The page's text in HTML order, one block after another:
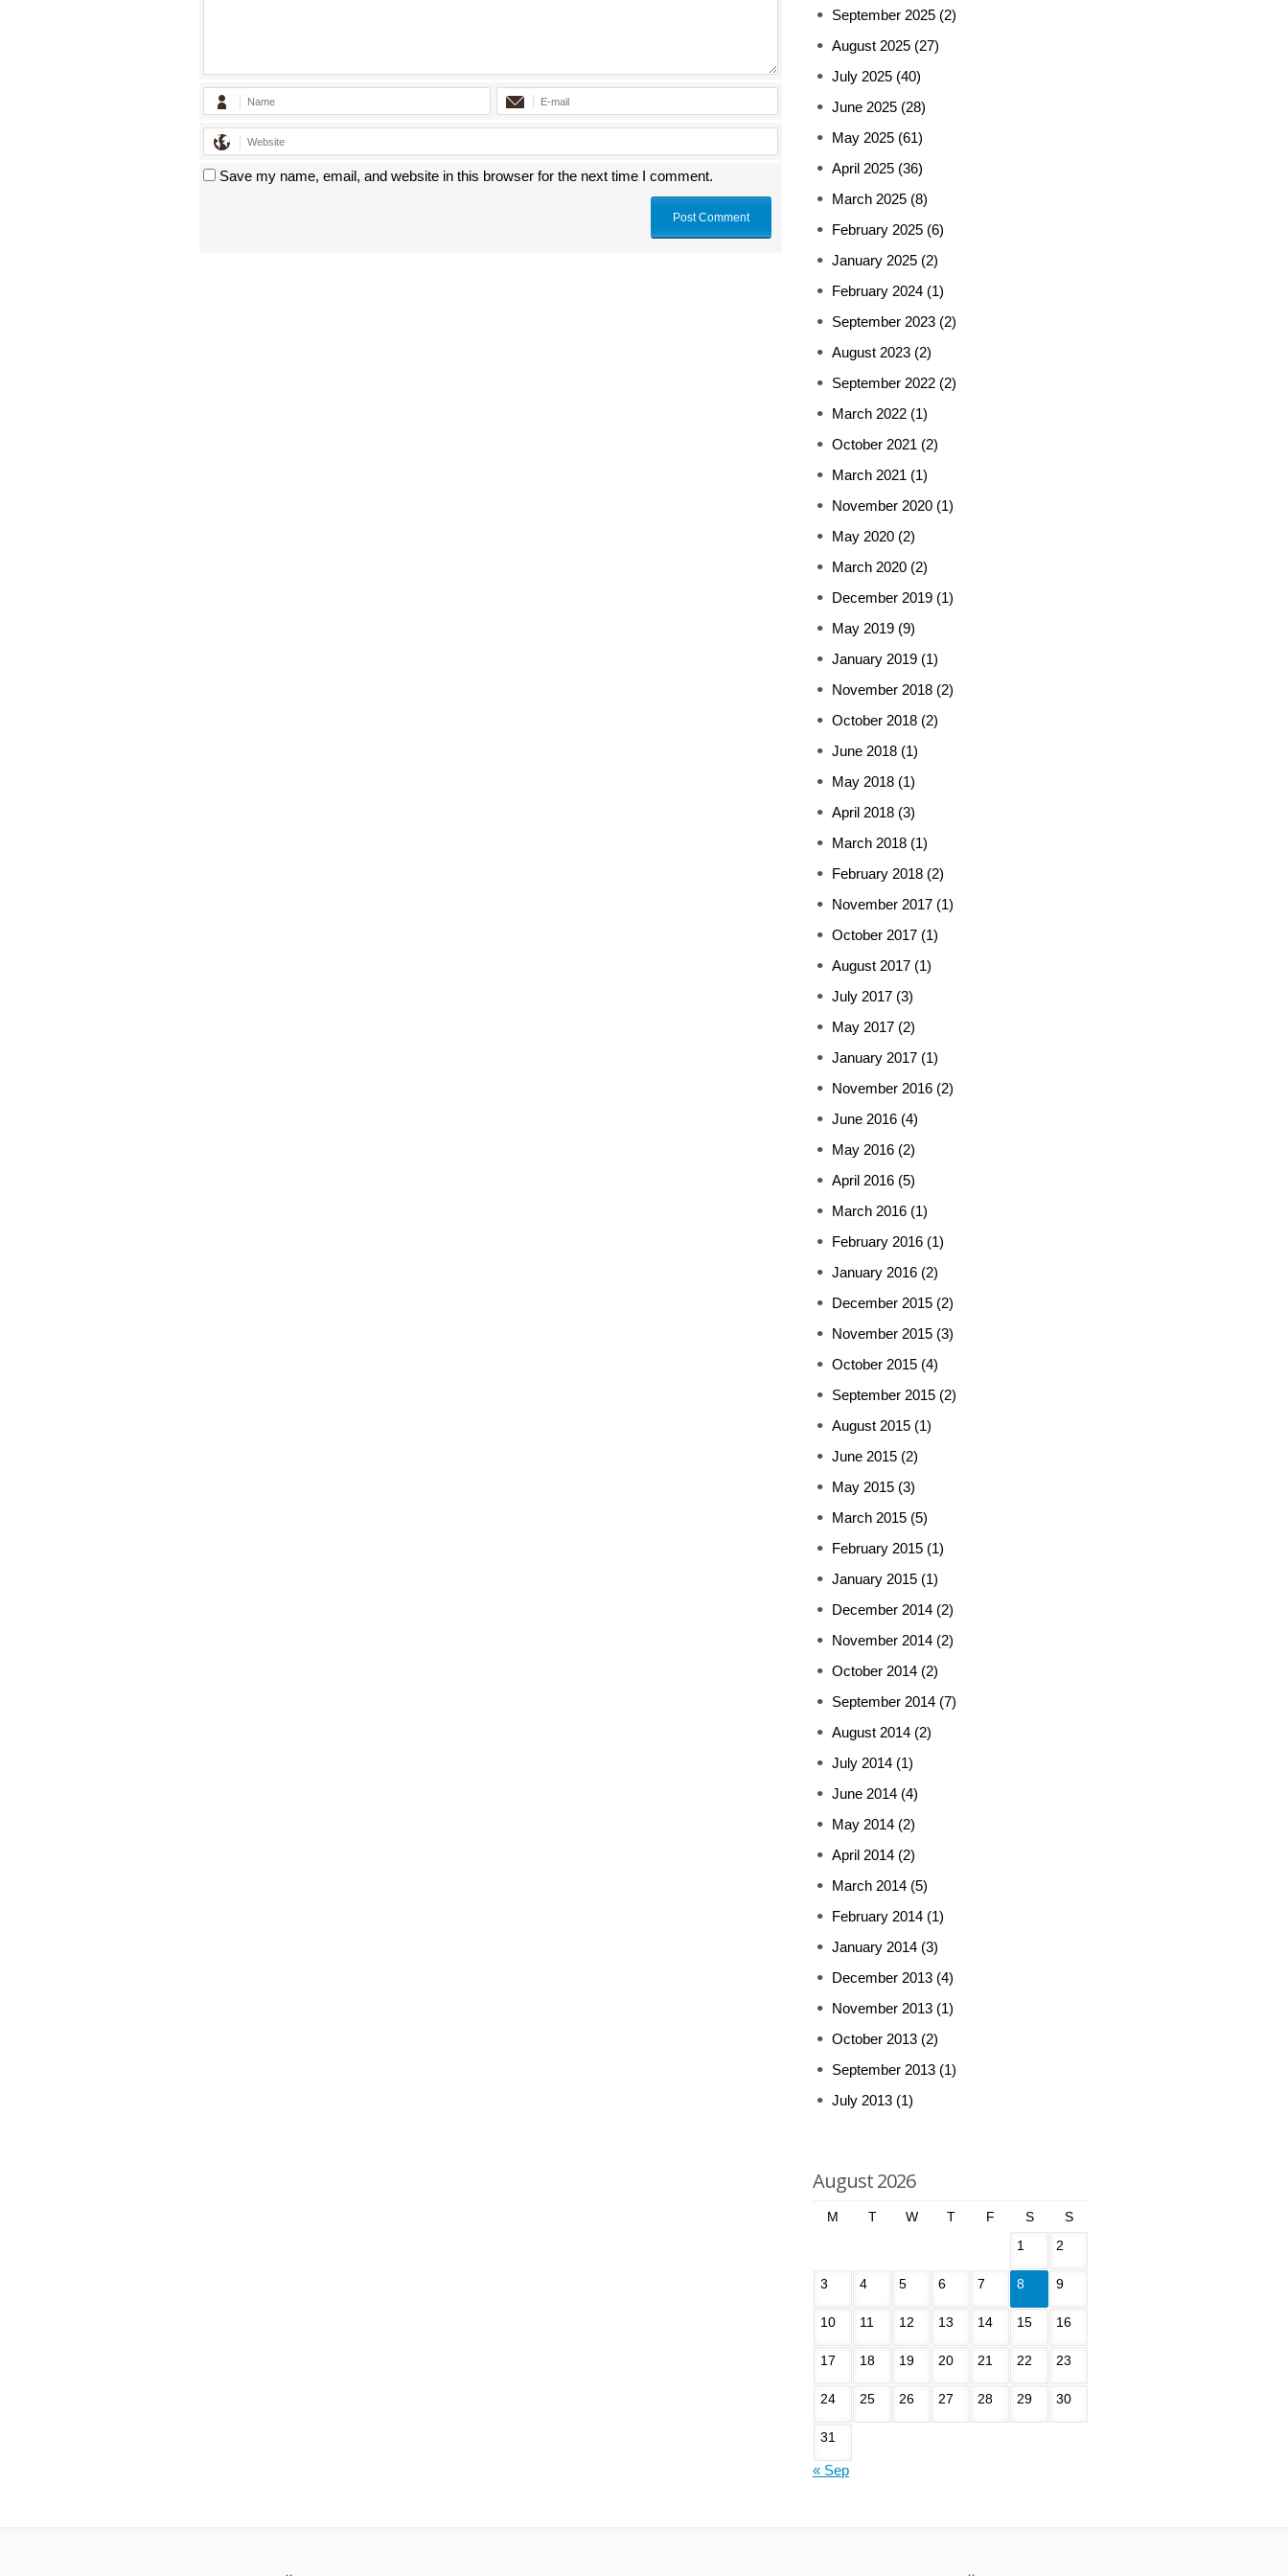
Save my name, email, and website in this browser for the next time I comment.
September 2025 (2)
August 2025 (27)
July 2025 (40)
June 2025 (28)
May 2025 (61)
April 2025 (36)
March 2025 (8)
February 2025 (6)
January 2025 (2)
February 2024 (1)
September 2023 (2)
August 2023 (2)
September 2022 (2)
March 2022 (1)
October 2021 (2)
March 2021 (1)
November 2020 (1)
May 2020 (2)
March 2020 (2)
December 2019 (1)
May 2019 (9)
January 2019 (1)
November 2018 (2)
October 2018 (2)
June 2018 (1)
May 2018 (1)
April 2018 (3)
March 2018 (1)
February 2018 (2)
November 2017 (1)
October 2017 (1)
August 2017 (1)
July 2017 (3)
May 2017 (2)
January 2017 (1)
November 2016 (2)
June 2016 (4)
May 2016 (2)
April 2016 (5)
March 2016 (1)
February 2016 (1)
January 2016 (2)
December 2015 (2)
November 2015 (3)
October 2015 (4)
September 2015 (2)
August 2015 (1)
June 2015 (2)
May 2015 (3)
March 2015 (5)
February 2015 (1)
January 2015 (1)
December 2014 (2)
November 2014 (2)
October 2014 (2)
September 2014 (7)
August 2014 (2)
July 2014 (1)
June 2014 (4)
May 2014 (2)
April 2014 (2)
March 2014 (5)
February 2014 (1)
January 2014 (3)
December 2013 (4)
November 2013 (1)
October 2013 (2)
September 2013 (1)
July 2013 (1)
August 2026
M T W T F S
S
1
2
3 4 5 6 7 8 9
10 11 12 13 14 15 16
17 18 19 20 21 22 23
24 25 26 27 28 29 30
31
« Sep